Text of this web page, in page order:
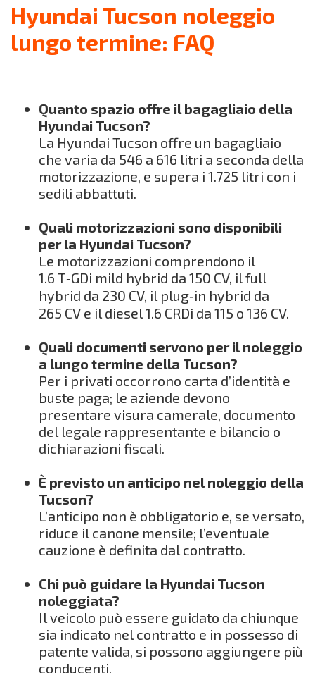
Hyundai Tucson noleggio
lungo termine: FAQ
Quanto spazio offre il bagagliaio della
Hyundai Tucson?
La Hyundai Tucson offre un bagagliaio
che varia da 546 a 616 litri a seconda della
motorizzazione, e supera i 1.725 litri con i
sedili abbattuti.
Quali motorizzazioni sono disponibili
per la Hyundai Tucson?
Le motorizzazioni comprendono il
1.6 T‑GDi mild hybrid da 150 CV, il full
hybrid da 230 CV, il plug‑in hybrid da
265 CV e il diesel 1.6 CRDi da 115 o 136 CV.
Quali documenti servono per il noleggio
a lungo termine della Tucson?
Per i privati occorrono carta d’identità e
buste paga; le aziende devono
presentare visura camerale, documento
del legale rappresentante e bilancio o
dichiarazioni fiscali.
È previsto un anticipo nel noleggio della
Tucson?
L’anticipo non è obbligatorio e, se versato,
riduce il canone mensile; l’eventuale
cauzione è definita dal contratto.
Chi può guidare la Hyundai Tucson
noleggiata?
Il veicolo può essere guidato da chiunque
sia indicato nel contratto e in possesso di
patente valida, si possono aggiungere più
conducenti.